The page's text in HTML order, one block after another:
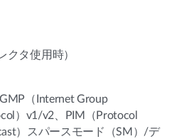
クタ使用時）
（Internet Group
）v1/v2、PIM（Protocol
）スパースモード（SM）/デ